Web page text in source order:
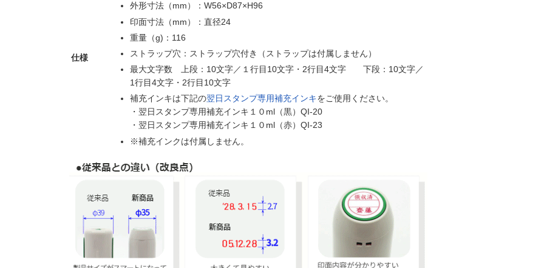
仕様
外形寸法（mm）：W56×D87×H96
印面寸法（mm）：直径24
重量（g)：116
ストラップ穴：ストラップ穴付き（ストラップは付属しません）
最大文字数 上段：10文字／１行目10文字・2行目4文字 下段：10文字／
1行目4文字・2行目10文字
補充インキは下記の翌日スタンプ専用補充インキをご使用ください。
・翌日スタンプ専用補充インキ１０ml（黒）QI-20
・翌日スタンプ専用補充インキ１０ml（赤）QI-23
※補充インクは付属しません。